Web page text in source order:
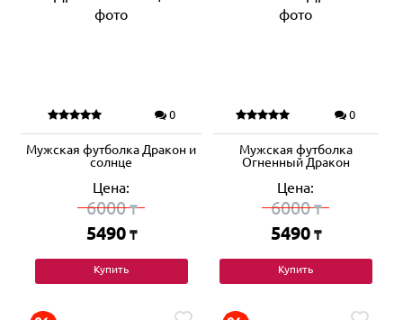
0
Мужская футболка Дракон и
солнце
Цена:
6000₸
5490 ₸
Купить
0
Мужская футболка
Огненный Дракон
Цена:
6000₸
5490 ₸
Купить